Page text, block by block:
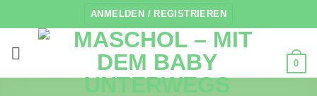
Inhalt
springen
ANMELDEN / REGISTRIEREN
0